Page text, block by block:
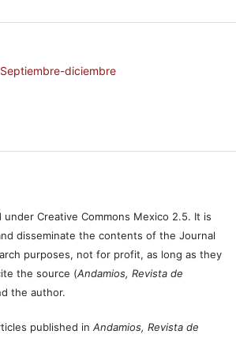
diciembre
Creative Commons Mexico 2.5. It is
disseminate the contents of the Journal
purposes, not for profit, as long as they
the source (Andamios, Revista de
the author.
published in Andamios, Revista de